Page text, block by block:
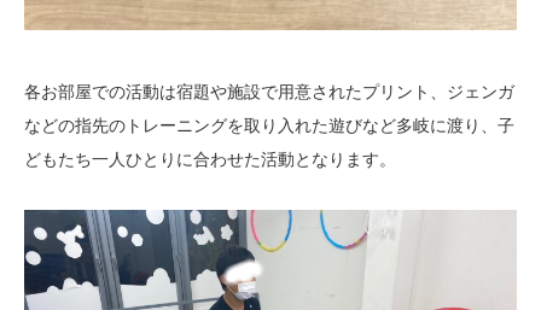
各お部屋での活動は宿題や施設で用意されたプリント、ジェンガ
などの指先のトレーニングを取り入れた遊びなど多岐に渡り、子
どもたち一人ひとりに合わせた活動となります。